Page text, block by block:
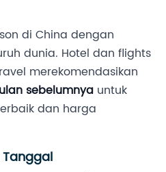
di China dengan
dunia. Hotel dan flights
merekomendasikan
sebelumnya untuk
dan harga
Tanggal